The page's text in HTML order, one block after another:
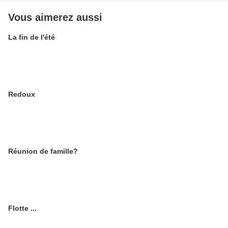
Vous aimerez aussi
La fin de l'été
Redoux
Réunion de famille?
Flotte ...